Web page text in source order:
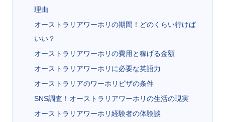
理由
オーストラリアワーホリの期間！どのくらい行けば
いい？
オーストラリアワーホリの費用と稼げる金額
オーストラリアワーホリに必要な英語力
オーストラリアのワーホリビザの条件
SNS調査！オーストラリアワーホリの生活の現実
オーストラリアワーホリ経験者の体験談